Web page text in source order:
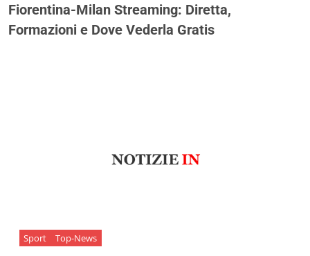
Fiorentina-Milan Streaming: Diretta,
Formazioni e Dove Vederla Gratis
Sport Top-News